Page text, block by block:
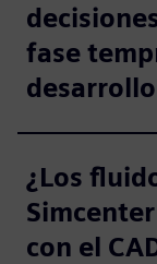
fase
¿Los
con el